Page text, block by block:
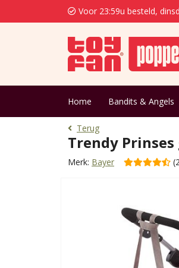
Voor 23:59u besteld,
Home Bandits & Angels
Terug
Trendy Prinses
Merk: Bayer